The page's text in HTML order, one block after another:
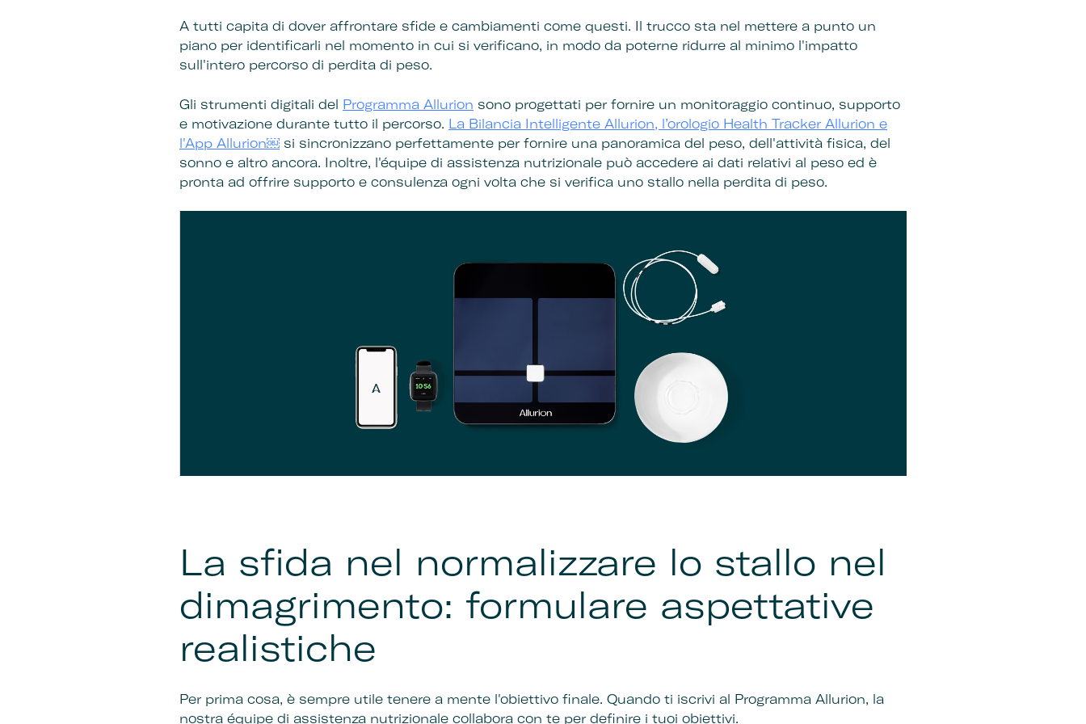
A tutti capita di dover affrontare sfide e cambiamenti come questi. Il trucco sta nel mettere a punto un
piano per identificarli nel momento in cui si verificano, in modo da poterne ridurre al minimo l'impatto
sull'intero percorso di perdita di peso.
Gli strumenti digitali del Programma Allurion sono progettati per fornire un monitoraggio continuo, supporto
e motivazione durante tutto il percorso. La Bilancia Intelligente Allurion, l’orologio Health Tracker Allurion e
l'App Allurion￼ si sincronizzano perfettamente per fornire una panoramica del peso, dell'attività fisica, del
sonno e altro ancora. Inoltre, l'équipe di assistenza nutrizionale può accedere ai dati relativi al peso ed è
pronta ad offrire supporto e consulenza ogni volta che si verifica uno stallo nella perdita di peso.
La sfida nel normalizzare lo stallo nel
dimagrimento: formulare aspettative
realistiche
Per prima cosa, è sempre utile tenere a mente l'obiettivo finale. Quando ti iscrivi al Programma Allurion, la
nostra équipe di assistenza nutrizionale collabora con te per definire i tuoi obiettivi.